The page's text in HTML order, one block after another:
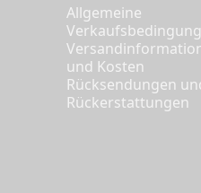
Allgemeine
und Kosten
Rücksendungen
Rückerstattungen